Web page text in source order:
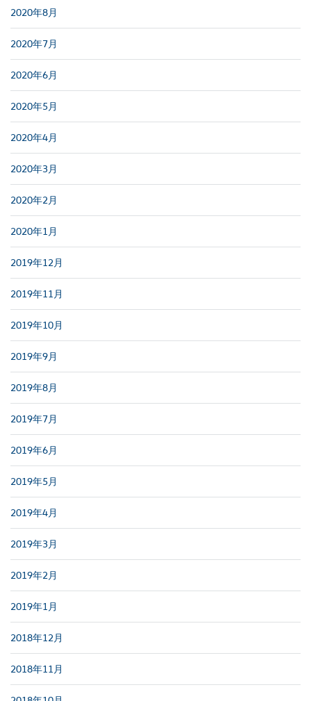
2020年8月
2020年7月
2020年6月
2020年5月
2020年4月
2020年3月
2020年2月
2020年1月
2019年12月
2019年11月
2019年10月
2019年9月
2019年8月
2019年7月
2019年6月
2019年5月
2019年4月
2019年3月
2019年2月
2019年1月
2018年12月
2018年11月